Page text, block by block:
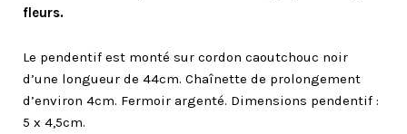
fleurs.
Le pendentif est monté sur cordon caoutchouc noir
d’une longueur de 44cm. Chaînette de prolongement
d’environ 4cm. Fermoir argenté. Dimensions pendentif :
5 x 4,5cm.